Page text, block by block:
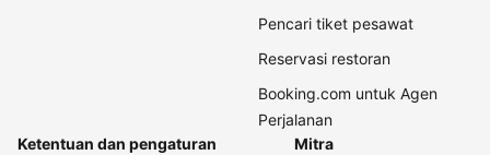
Pencari tiket pesawat
Reservasi restoran
Booking.com untuk Agen
Perjalanan
Ketentuan dan pengaturan
Mitra